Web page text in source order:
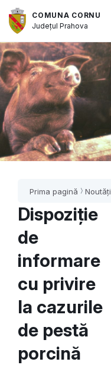
COMUNA CORNU
JudețulPrahova
Prima pagină Noutăți
Dispoziție
de
informare
cu privire
la cazurile
de pestă
porcină